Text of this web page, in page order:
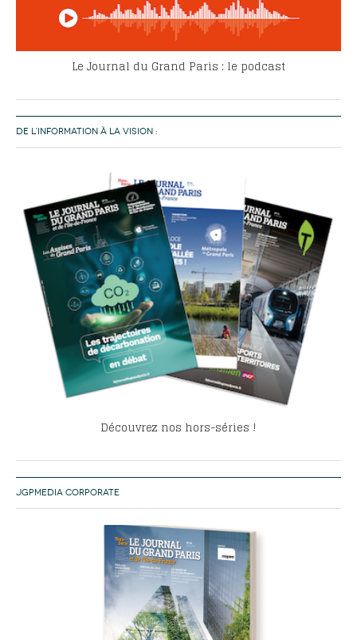
Le Journal du Grand Paris : le podcast
DE L’INFORMATION À LA VISION :
Découvrez nos hors-séries !
JGPMEDIA CORPORATE